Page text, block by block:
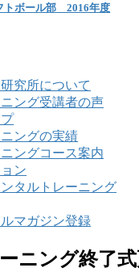
トボール部 2016年度
究所について
ング受講者の声
ングの実績
ングコース案内
ン
タルトレーニング
マガジン登録
ニング終了